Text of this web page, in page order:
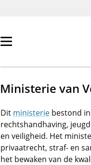
Primair
tonen/verbergen
Ministerie van
Dit ministerie bestond
rechtshandhaving,
en veiligheid. Het
privaatrecht, straf- en
het bewaken van de